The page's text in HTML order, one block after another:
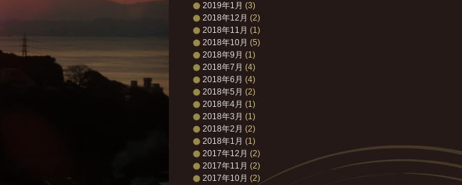
2019年1月 (3)
2018年12月 (2)
2018年11月 (1)
2018年10月 (5)
2018年9月 (1)
2018年7月 (4)
2018年6月 (4)
2018年5月 (2)
2018年4月 (1)
2018年3月 (1)
2018年2月 (2)
2018年1月 (1)
2017年12月 (2)
2017年11月 (2)
2017年10月 (2)